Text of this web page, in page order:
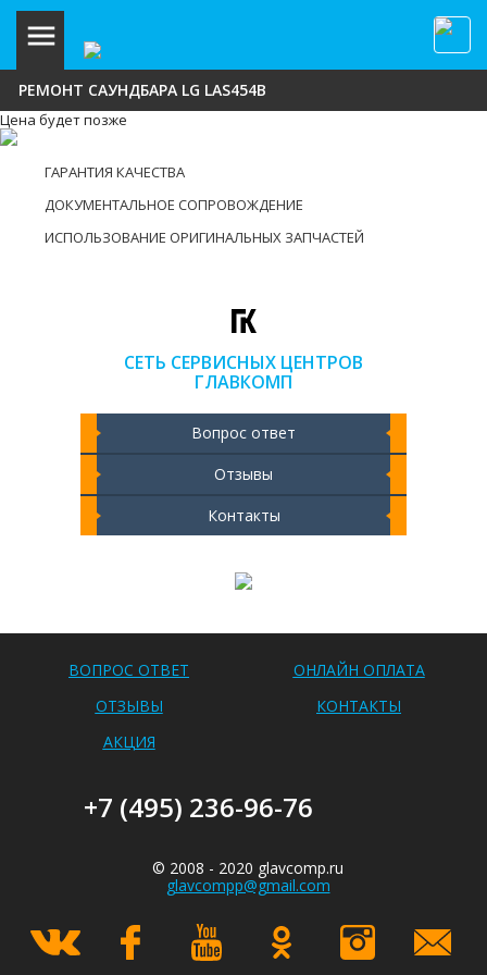
СЕТЬ СЕРВИСНЫХ ЦЕНТРОВ
ГЛАВКОМП
Вопрос ответ
Отзывы
Контакты
РЕМОНТ САУНДБАРА LG LAS454B
Цена будет позже
ГАРАНТИЯ КАЧЕСТВА
ДОКУМЕНТАЛЬНОЕ СОПРОВОЖДЕНИЕ
ИСПОЛЬЗОВАНИЕ ОРИГИНАЛЬНЫХ ЗАПЧАСТЕЙ
ВОПРОС ОТВЕТ
ОНЛАЙН ОПЛАТА
ОТЗЫВЫ
КОНТАКТЫ
АКЦИЯ
+7 (495) 236-96-76
© 2008 - 2020 glavcomp.ru
glavcompp@gmail.com